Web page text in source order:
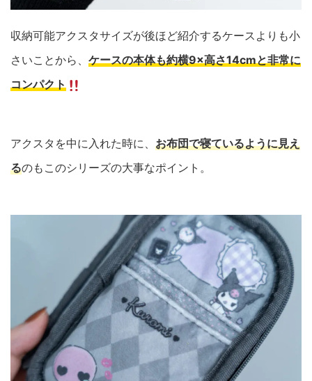
収納可能アクスタサイズが後ほど紹介するケースよりも小
さいことから、 ケースの本体も約横9×高さ14cmと非常に
コンパクト
アクスタを中に入れた時に、 お布団で寝ているように見え
るのもこのシリーズの大事なポイント。